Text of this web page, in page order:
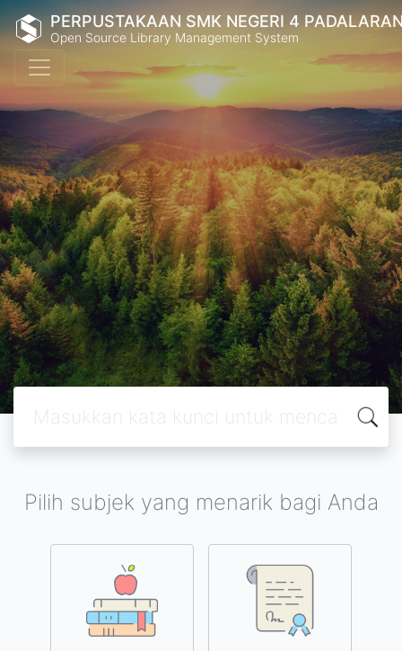
PERPUSTAKAAN SMK NEGERI 4
Open Source Library Management System
Pilih subjek yang menarik bagi Anda